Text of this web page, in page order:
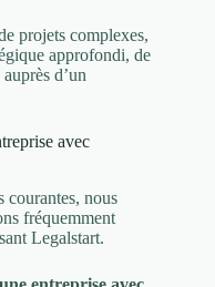
projets complexes,
approfondi, de
d’un
avec
courantes, nous
fréquemment
Legalstart.